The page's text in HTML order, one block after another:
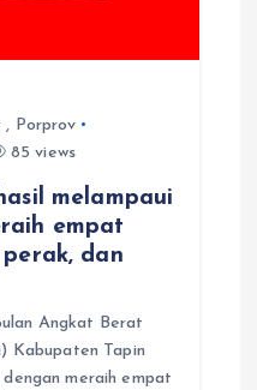
, Porprov
85 views
melampaui
empat
dan
Angkat Berat
Kabupaten Tapin
meraih empat